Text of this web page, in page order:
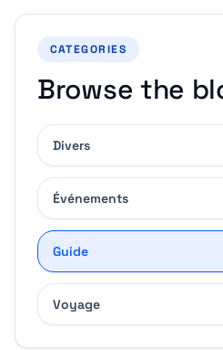
CATEGORIES
Browse the
Divers
Événements
Guide
Voyage